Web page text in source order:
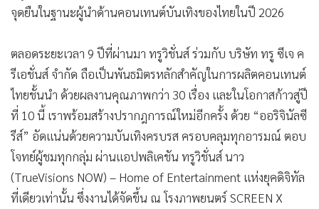
• SMEs
• อินโดจีน
• กองทุนรวม
• Celeb Online
• Factcheck
• ญี่ปุ่น
News1
• Gotomanager
จุดยืนในฐานะผู้นำด้านคอนเทนต์บันเทิงของไทยในปี 2026
ตลอดระยะเวลา 9 ปีที่ผ่านมา ทรูวิชั่นส์ ร่วมกับ บริษัท ทรู ซีเจ ค
รีเอชั่นส์ จำกัด ถือเป็นพันธมิตรหลักสำคัญในการผลิตคอนเทนต์
ไทยชั้นนำ ด้วยผลงานคุณภาพกว่า 30 เรื่อง และในโอกาสก้าวสู่ปี
ที่ 10 นี้ เราพร้อมสร้างปรากฎการณ์ใหม่อีกครั้ง ด้วย “ออริจินัลซี
รีส์” อัดแน่นด้วยความบันเทิงครบรส ครอบคลุมทุกอารมณ์ ตอบ
โจทย์ผู้ชมทุกกลุ่ม ผ่านแอปพลิเคชัน ทรูวิชั่นส์ นาว
(TrueVisions NOW) – Home of Entertainment แห่งยุคดิจิทัล
ที่เดียวเท่านั้น ซึ่งงานได้จัดขึ้น ณ โรงภาพยนตร์ SCREEN X